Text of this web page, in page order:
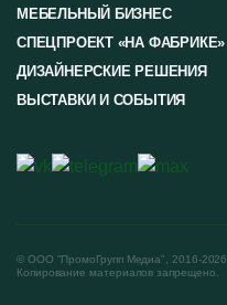
© ООО "ПромоГрупп Медиа", 2016-2026
Копирование материалов запрещено.
МЕБЕЛЬНЫЙ БИЗНЕС
СПЕЦПРОЕКТ «НА ФАБРИКЕ»
ДИЗАЙНЕРСКИЕ РЕШЕНИЯ
ВЫСТАВКИ И СОБЫТИЯ